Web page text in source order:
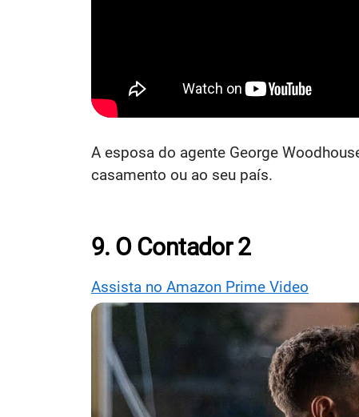
A esposa do agente George
casamento ou ao seu país.
9. O Contador 2
Assista no Amazon Prime Video